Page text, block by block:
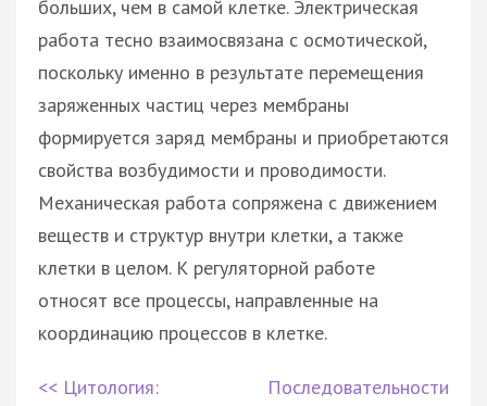
больших, чем в самой клетке. Электрическая
работа тесно взаимосвязана с осмотической,
поскольку именно в результате перемещения
заряженных частиц через мембраны
формируется заряд мембраны и приобретаются
свойства возбудимости и проводимости.
Механическая работа сопряжена с движением
веществ и структур внутри клетки, а также
клетки в целом. К регуляторной работе
относят все процессы, направленные на
координацию процессов в клетке.
<< Цитология:
Последовательности